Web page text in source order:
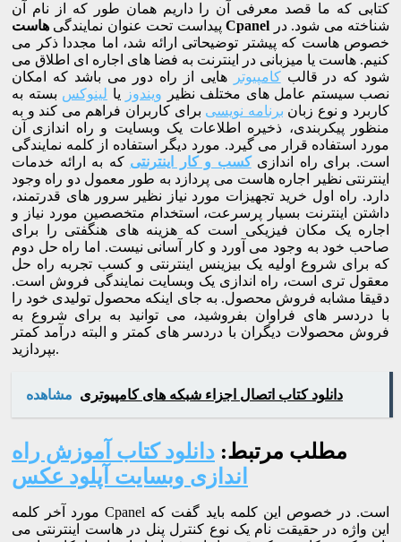
کتابی که ما قصد معرفی آن را داریم همان طور که از نام آن
پیداست تحت عنوان نمایندگی هاست Cpanel
خصوص هاست که پیشتر توضیحاتی ارائه شد، اما مجددا ذکر می
کنیم. هاست یا میزبانی در اینترنت به فضا های اجاره ای اطلاق می
شود که در قالبکامپیوتر
هایی از راه دور می باشد که امکان
نصب سیستم عامل های مختلف نظیر ویندوز یا لینوکس بسته به
کاربرد و نوع زبان برنامه نویسی برای کاربران فراهم می کند و به
منظور پیکربندی، ذخیره اطلاعات یک وبسایت و راه اندازی آن
مورد استفاده قرار می گیرد. مورد دیگر استفاده از کلمه نمایندگی
است. برای راه اندازیکسب و کار اینترنتی که به ارائه خدمات
اینترنتی نظیر اجاره هاست می پردازد به طور معمول دو راه وجود
دارد. راه اول خرید تجهیزات مورد نیاز نظیر سرور های قدرتمند،
داشتن اینترنت بسیار پرسرعت، استخدام متخصصین مورد نیاز و
اجاره یک مکان فیزیکی است که هزینه های هنگفتی را برای
صاحب خود به وجود می آورد و کار آسانی نیست. اما راه حل دوم
که برای شروع اولیه یک بیزینس اینترنتی و کسب تجربه راه حل
معقول تری است، راه اندازی یک وبسایت نمایندگی فروش است.
دقیقا مشابه فروش محصول. به جای اینکه محصول تولیدی خود را
با دردسر های فراوان بفروشید، می توانید به برای شروع به
فروش محصولات دیگران با دردسر های کمتر و البته درآمد کمتر
بپردازید.
مشاهده دانلود کتاب اتصال اجزاء شبکه های کامپیوتری
مطلب مرتبط: دانلود کتاب آموزش راه
اندازی وبسایت آپلود عکس
مورد آخر کلمه Cpanel است. در خصوص این کلمه باید گفت که
این واژه در حقیقت نام یک نوع کنترل پنل در هاست اینترنتی می